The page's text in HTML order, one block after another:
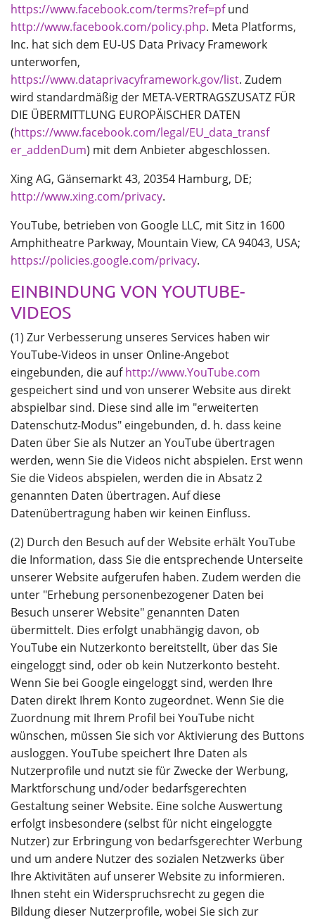
https://www.facebook.com/terms?ref=pfund
http://www.facebook.com/policy.php. Meta Platforms,
Inc. hat sich dem EU-US Data Privacy Framework
unterworfen,
https://www.dataprivacyframework.gov/list. Zudem
wird standardmäßig der META-VERTRAGSZUSATZ FÜR
DIE ÜBERMITTLUNG EUROPÄISCHER DATEN
(https://www.facebook.com/legal/EU_data_transf
er_addenDum) mit dem Anbieter abgeschlossen.
Xing AG, Gänsemarkt 43, 20354 Hamburg, DE;
http://www.xing.com/privacy.
YouTube, betrieben von Google LLC, mit Sitz in 1600
Amphitheatre Parkway, Mountain View, CA 94043, USA;
https://policies.google.com/privacy.
EINBINDUNG VON YOUTUBE-
VIDEOS
(1) Zur Verbesserung unseres Services haben wir
YouTube-Videos in unser Online-Angebot
eingebunden, die aufhttp://www.YouTube.com
gespeichert sind und von unserer Website aus direkt
abspielbar sind. Diese sind alle im "erweiterten
Datenschutz-Modus" eingebunden, d. h. dass keine
Daten über Sie als Nutzer an YouTube übertragen
werden, wenn Sie die Videos nicht abspielen. Erst wenn
Sie die Videos abspielen, werden die in Absatz 2
genannten Daten übertragen. Auf diese
Datenübertragung haben wir keinen Einfluss.
(2) Durch den Besuch auf der Website erhält YouTube
die Information, dass Sie die entsprechende Unterseite
unserer Website aufgerufen haben. Zudem werden die
unter "Erhebung personenbezogener Daten bei
Besuch unserer Website" genannten Daten
übermittelt. Dies erfolgt unabhängig davon, ob
YouTube ein Nutzerkonto bereitstellt, über das Sie
eingeloggt sind, oder ob kein Nutzerkonto besteht.
Wenn Sie bei Google eingeloggt sind, werden Ihre
Daten direkt Ihrem Konto zugeordnet. Wenn Sie die
Zuordnung mit Ihrem Profil bei YouTube nicht
wünschen, müssen Sie sich vor Aktivierung des Buttons
ausloggen. YouTube speichert Ihre Daten als
Nutzerprofile und nutzt sie für Zwecke der Werbung,
Marktforschung und/oder bedarfsgerechten
Gestaltung seiner Website. Eine solche Auswertung
erfolgt insbesondere (selbst für nicht eingeloggte
Nutzer) zur Erbringung von bedarfsgerechter Werbung
und um andere Nutzer des sozialen Netzwerks über
Ihre Aktivitäten auf unserer Website zu informieren.
Ihnen steht ein Widerspruchsrecht zu gegen die
Bildung dieser Nutzerprofile, wobei Sie sich zur